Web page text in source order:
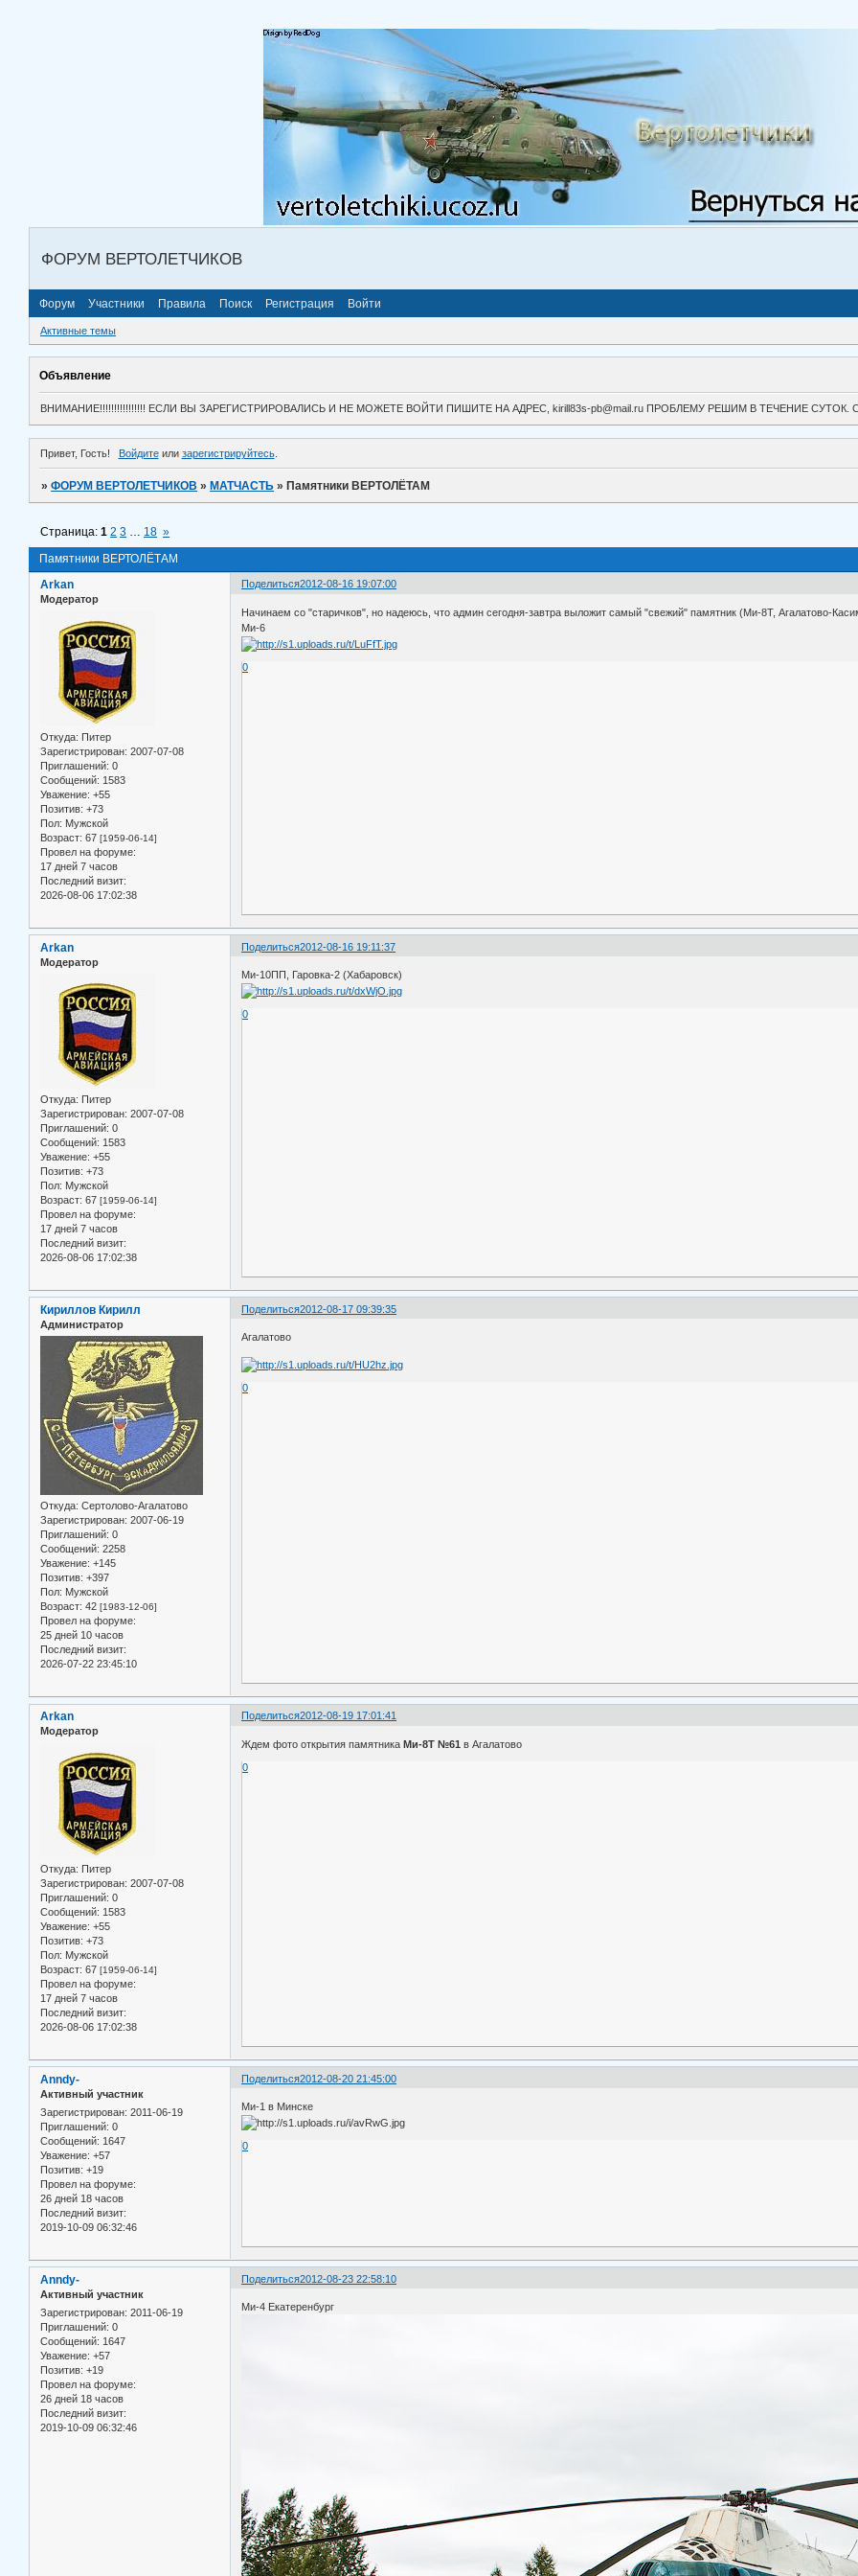
ФОРУМ ВЕРТОЛЕТЧИКОВ
Форум Участники Правила Поиск Регистрация Войти
Активные темы
Объявление
ВНИМАНИЕ!!!!!!!!!!!!!!!! ЕСЛИ ВЫ ЗАРЕГИСТРИРОВАЛИСЬ И НЕ МОЖЕТЕ ВОЙТИ ПИШИТЕ НА АДРЕС, kirill83s-pb@mail.ru ПРОБЛЕМУ РЕШИМ В ТЕЧЕНИЕ
Привет, Гость! Войдитеили зарегистрируйтесь.
»ФОРУМ ВЕРТОЛЕТЧИКОВ » МАТЧАСТЬ » Памятники ВЕРТОЛЁТАМ
Памятники ВЕРТОЛЁТАМ
Страница:1 2 3 … 18 »
Поделиться2012-08-16 19:07:00
Arkan
Модератор
Откуда: Питер
Зарегистрирован: 2007-07-08
Приглашений: 0
Сообщений: 1583
Уважение: +55
Позитив: +73
Пол: Мужской
Возраст: 67 [1959-06-14]
Провел на форуме:
17 дней 7 часов
Последний визит:
2026-08-06 17:02:38
Начинаем со "старичков", но надеюсь, что админ сегодня-завтра выложит самый "свежий" памятник (Ми-8Т, Агалатово-
Ми-6
0
Поделиться2012-08-16 19:11:37
Arkan
Модератор
Откуда: Питер
Зарегистрирован: 2007-07-08
Приглашений: 0
Сообщений: 1583
Уважение: +55
Позитив: +73
Пол: Мужской
Возраст: 67 [1959-06-14]
Провел на форуме:
17 дней 7 часов
Последний визит:
2026-08-06 17:02:38
Ми-10ПП, Гаровка-2 (Хабаровск)
0
Поделиться2012-08-17 09:39:35
Кириллов Кирилл
Администратор
Откуда: Сертолово-Агалатово
Зарегистрирован: 2007-06-19
Приглашений: 0
Сообщений: 2258
Уважение: +145
Позитив: +397
Пол: Мужской
Возраст: 42 [1983-12-06]
Провел на форуме:
25 дней 10 часов
Последний визит:
2026-07-22 23:45:10
Агалатово
0
Поделиться2012-08-19 17:01:41
Arkan
Модератор
Откуда: Питер
Зарегистрирован: 2007-07-08
Приглашений: 0
Сообщений: 1583
Уважение: +55
Позитив: +73
Пол: Мужской
Возраст: 67 [1959-06-14]
Провел на форуме:
17 дней 7 часов
Последний визит:
2026-08-06 17:02:38
Ждем фото открытия памятникаМи-8Т №61 в Агалатово
0
Поделиться2012-08-20 21:45:00
Anndy-
Активный участник
Зарегистрирован: 2011-06-19
Приглашений: 0
Сообщений: 1647
Уважение: +57
Позитив: +19
Провел на форуме:
26 дней 18 часов
Последний визит:
2019-10-09 06:32:46
Ми-1 в Минске
0
Поделиться2012-08-23 22:58:10
Anndy-
Активный участник
Зарегистрирован: 2011-06-19
Приглашений: 0
Сообщений: 1647
Уважение: +57
Позитив: +19
Провел на форуме:
26 дней 18 часов
Последний визит:
2019-10-09 06:32:46
Ми-4 Екатеренбург